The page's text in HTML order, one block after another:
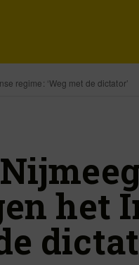
regime: ‘Weg met de dictator’
het